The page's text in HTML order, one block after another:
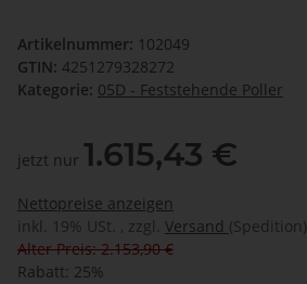
Artikelnummer: 102049
GTIN: 4251279328272
Kategorie: 05D - Feststehende Poller
jetzt nur 1.615,43 €
Nettopreise anzeigen
inkl. 19% USt. , zzgl. Versand (Spedition)
Alter Preis: 2.153,90 €
Rabatt: 25%